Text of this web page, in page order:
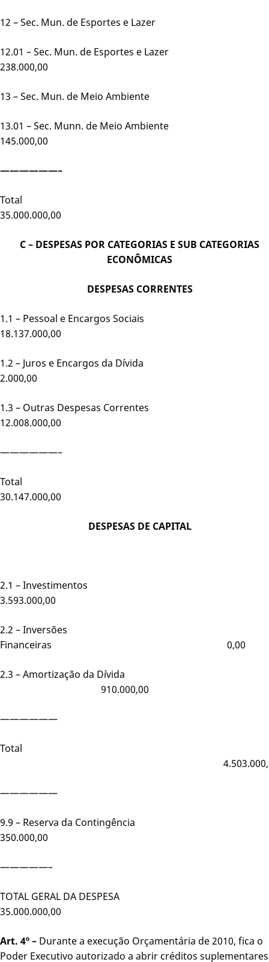
12 – Sec. Mun. de Esportes e Lazer
12.01 – Sec. Mun. de Esportes e
238.000,00
13 – Sec. Mun. de Meio Ambiente
13.01 – Sec. Munn. de Meio Ambiente
145.000,00
——————–
Total
35.000.000,00
C – DESPESAS POR CATEGORIAS E SUB CATEGORIAS
ECONÔMICAS
DESPESAS CORRENTES
1.1 – Pessoal e Encargos Sociais
18.137.000,00
1.2 – Juros e Encargos da
2.000,00
1.3 – Outras Despesas Correntes
12.008.000,00
——————–
Total
30.147.000,00
DESPESAS DE CAPITAL
2.1 – Investimentos
3.593.000,00
2.2 – Inversões
Financeiras 0,00
2.3 – Amortização da Dívida
910.000,00
——————
Total
——————
9.9 – Reserva da Contingência
350.000,00
—————–
TOTAL GERAL DA DESPESA
35.000.000,00
Art. 4º – Durante a execução Orçamentária de 2010, fica o
Poder Executivo autorizado a abrir créditos suplementares